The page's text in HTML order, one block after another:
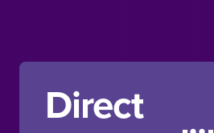
Direct